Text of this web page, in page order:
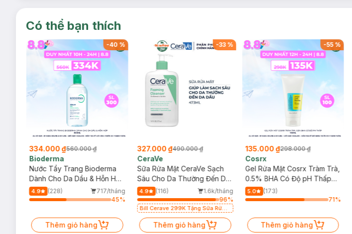
Có thể bạn thích
-40 %
334.000 ₫560.000 ₫
Bioderma
Nước Tẩy Trang Bioderma
Dành Cho Da Dầu & Hỗn Hợp
500ml
4.9 (228)
717/tháng
45%
Thêm giỏ hàng
-33%
327.000 ₫490.000 ₫
CeraVe
Sữa Rửa Mặt CeraVe Sạch
Sâu Cho Da Thường Đến Da
Dầu 473ml
4.9 (116)
1.6k/tháng
96%
Bill Cerave 299K Tặng Sữa Rửa
Mặt Cerave 30ml (SL có hạn)
Thêm giỏ hàng
-55%
135.000 ₫298.000 ₫
Cosrx
Gel Rửa Mặt Cosrx Tràm Trà,
0.5% BHA Có Độ pH Thấp
150ml
5.0
(173)
71%
Thêm giỏ hàng